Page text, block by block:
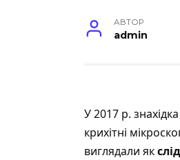
АВТОР
admin
У 2017 р.
крихітні
виглядали як